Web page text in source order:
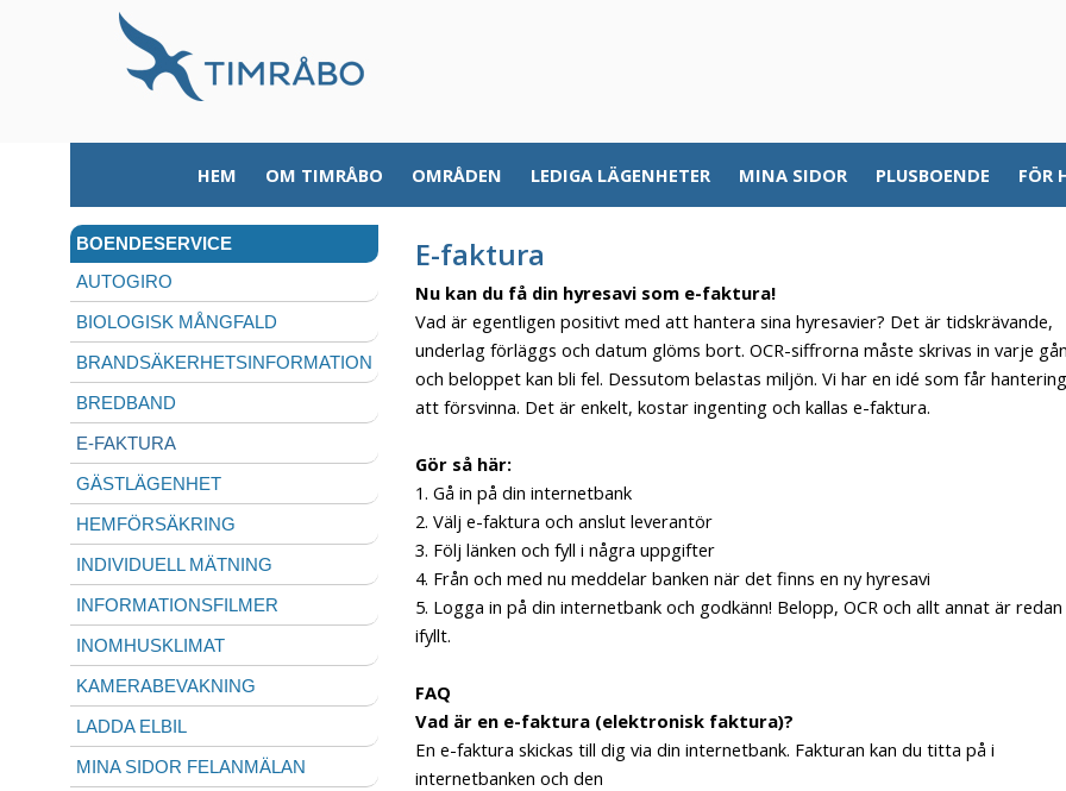
HEM OM TIMRÅBO OMRÅDEN LEDIGA LÄGENHETER MINA SIDOR PLUSBOENDE FÖR
BOENDESERVICE
AUTOGIRO
BIOLOGISK MÅNGFALD
BRANDSÄKERHETSINFORMATION
BREDBAND
E-FAKTURA
GÄSTLÄGENHET
HEMFÖRSÄKRING
INDIVIDUELL MÄTNING
INFORMATIONSFILMER
INOMHUSKLIMAT
KAMERABEVAKNING
LADDA ELBIL
MINA SIDOR FELANMÄLAN
E-faktura
Nu kan du få din hyresavi som e-faktura!
Vad är egentligen positivt med att hantera sina hyresavier? Det är tidskrävande,
underlag förläggs och datum glöms bort. OCR-siffrorna måste skrivas in varje
och beloppet kan bli fel. Dessutom belastas miljön. Vi har en idé som får
att försvinna. Det är enkelt, kostar ingenting och kallas e-faktura.
Gör så här:
1. Gå in på din internetbank
2. Välj e-faktura och anslut leverantör
3. Följ länken och fyll i några uppgifter
4. Från och med nu meddelar banken när det finns en ny hyresavi
5. Logga in på din internetbank och godkänn! Belopp, OCR och allt annat är redan
ifyllt.
FAQ
Vad är en e-faktura (elektronisk faktura)?
En e-faktura skickas till dig via din internetbank. Fakturan kan du titta på i
internetbanken och den